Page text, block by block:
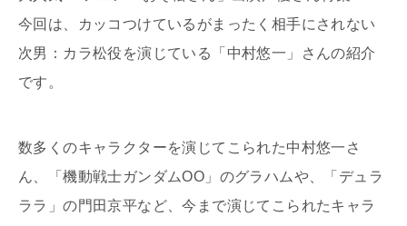
今回は、カッコつけているがまったく相手にされない
次男：カラ松役を演じている「中村悠一」さんの紹介
です。
数多くのキャラクターを演じてこられた中村悠一さ
ん、「機動戦士ガンダムOO」のグラハムや、「デュラ
ララ」の門田京平など、今まで演じてこられたキャラ